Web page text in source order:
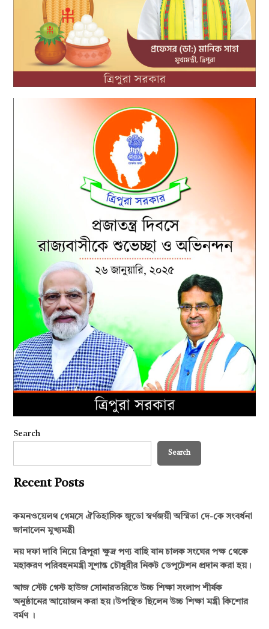
Search
Search
Recent Posts
কমনওয়েলথ গেমসে ঐতিহাসিক জুডো স্বর্ণজয়ী অস্মিতা দে-কে সংবর্ধনা
জানালেন মুখ্যমন্ত্রী
নয় দফা দাবি নিয়ে ত্রিপুরা ক্ষুদ্র পণ্য বাহি যান চালক সংঘের পক্ষ থেকে
মহাকরণ পরিবহনমন্ত্রী সুশান্ত চৌধুরীর নিকট ডেপুটেশন প্রদান করা হয়।
আজ স্টেট গেস্ট হাউজ সোনারতরিতে উচ্চ শিক্ষা সংলাপ শীর্ষক
অনুষ্ঠানের আয়োজন করা হয়।উপস্থিত ছিলেন উচ্চ শিক্ষা মন্ত্রী কিশোর
বর্মণ ।